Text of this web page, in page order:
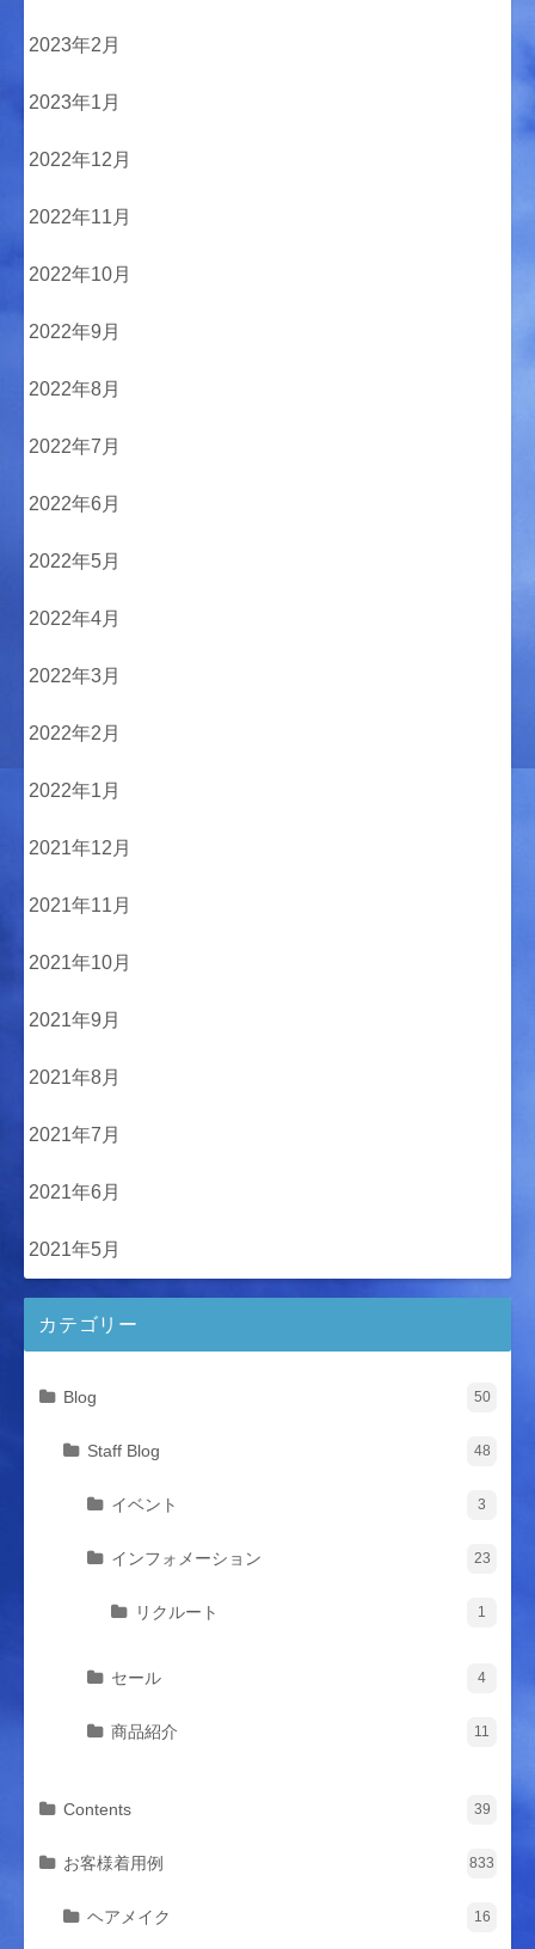
2023年2月
2023年1月
2022年12月
2022年11月
2022年10月
2022年9月
2022年8月
2022年7月
2022年6月
2022年5月
2022年4月
2022年3月
2022年2月
2022年1月
2021年12月
2021年11月
2021年10月
2021年9月
2021年8月
2021年7月
2021年6月
2021年5月
カテゴリー
Blog 50
Staff Blog 48
イベント 3
インフォメーション 23
リクルート 1
セール 4
商品紹介 11
Contents 39
お客様着用例 833
ヘアメイク 16